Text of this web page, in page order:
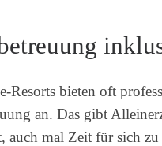
Resorts bieten oft
an. Das gibt
auch mal Zeit für sich zu